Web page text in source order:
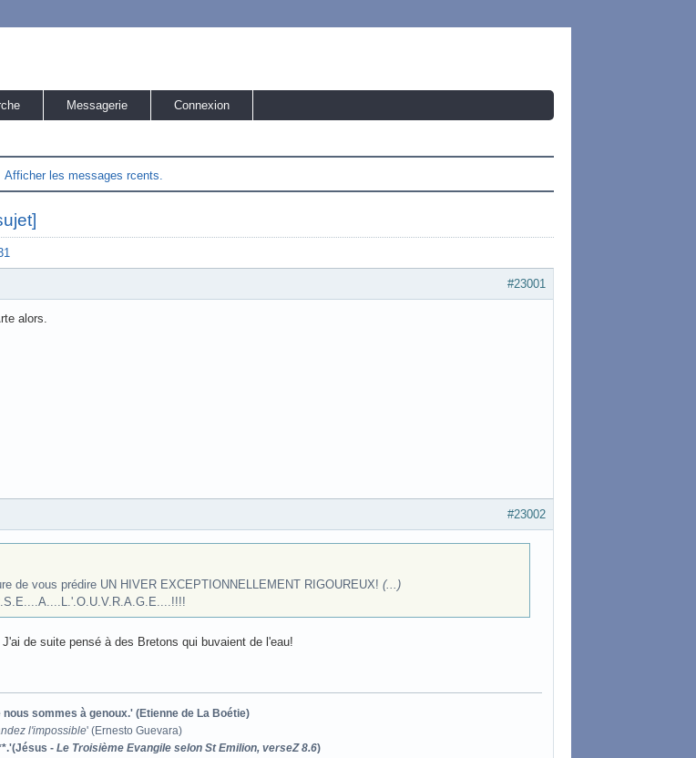
Messagerie Connexion
Afficher les messages rcents.
#23001
alors.
#23002
de vous prédire UN HIVER EXCEPTIONNELLEMENT RIGOUREUX! (...)
de suite pensé à des Bretons qui buvaient de l'eau!
sommes à genoux.' (Etienne de La Boétie)
l'impossible' (Ernesto Guevara)
- Le Troisième Evangile selon St Emilion, verseZ 8.6)